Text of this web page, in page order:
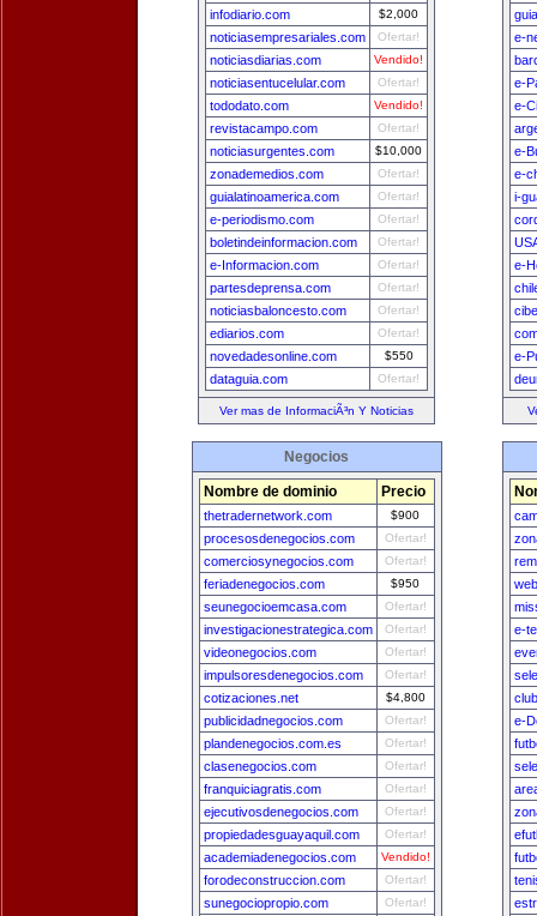
infodiario.com $2,000
noticiasempresariales.com Ofertar!
noticiasdiarias.com Vendido!
noticiasentucelular.com Ofertar!
tododato.com Vendido!
revistacampo.com Ofertar!
noticiasurgentes.com $10,000
zonademedios.com Ofertar!
guialatinoamerica.com Ofertar!
e-periodismo.com Ofertar!
boletindeinformacion.com Ofertar!
e-Informacion.com Ofertar!
partesdeprensa.com Ofertar!
noticiasbaloncesto.com Ofertar!
ediarios.com Ofertar!
novedadesonline.com $550
dataguia.com Ofertar!
Ver mas de InformaciÃ³n Y Noticias
e-
e-
e-
e-
e-
i-
e-
e-
Negocios
Nombre de dominio Precio
thetradernetwork.com $900
procesosdenegocios.com Ofertar!
comerciosynegocios.com Ofertar!
feriadenegocios.com $950
seunegocioemcasa.com Ofertar!
investigacionestrategica.com Ofertar!
videonegocios.com Ofertar!
impulsoresdenegocios.com Ofertar!
cotizaciones.net $4,800
publicidadnegocios.com Ofertar!
plandenegocios.com.es Ofertar!
clasenegocios.com Ofertar!
franquiciagratis.com Ofertar!
ejecutivosdenegocios.com Ofertar!
propiedadesguayaquil.com Ofertar!
academiadenegocios.com Vendido!
forodeconstruccion.com Ofertar!
sunegociopropio.com Ofertar!
e-
e-